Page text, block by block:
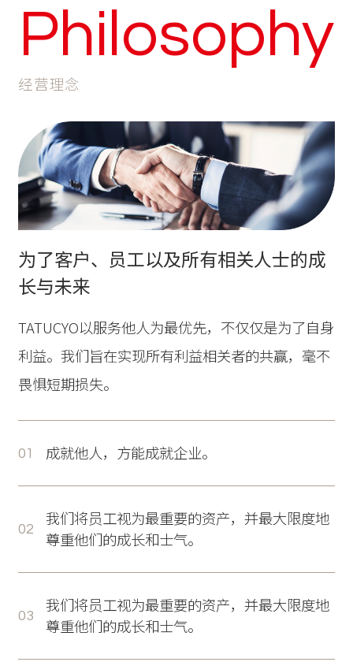
Philosophy
经营理念
为了客户、员工以及所有相关人士的成
长与未来
TATUCYO以服务他人为最优先，不仅仅是为了自身
利益。我们旨在实现所有利益相关者的共赢，毫不
畏惧短期损失。
成就他人，方能成就企业。
我们将员工视为最重要的资产，并最大限度地
尊重他们的成长和士气。
我们将员工视为最重要的资产，并最大限度地
尊重他们的成长和士气。